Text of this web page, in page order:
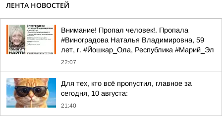
ЛЕНТА НОВОСТЕЙ
Внимание! Пропал человек!. Пропала
#Виноградова Наталья Владимировна, 59
лет, г. #Йошкар_Ола, Республика #Марий_Эл
22:07
Для тех, кто всё пропустил, главное за
сегодня, 10 августа:
21:40